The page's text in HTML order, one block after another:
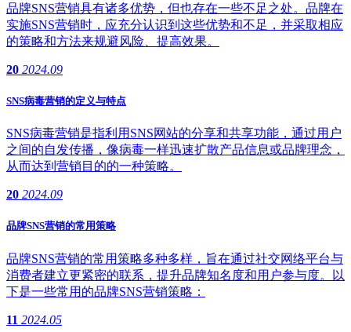
品牌SNS营销具有诸多优势，但也存在一些不足之处。品牌在
实施SNS营销时，应充分认识到这些优势和不足，并采取相应
的策略和方法来规避风险、提高效果。
20 2024.09
SNS病毒营销的定义与特点
SNS病毒营销是指利用SNS网站的分享和共享功能，通过用户
之间的自发传播，像病毒一样迅速扩散产品信息或品牌理念，
从而达到营销目的的一种策略。
20 2024.09
品牌SNS营销的常用策略
品牌SNS营销的常用策略多种多样，旨在通过社交网络平台与
消费者建立更紧密的联系，提升品牌知名度和用户参与度。以
下是一些常用的品牌SNS营销策略：
11 2024.05